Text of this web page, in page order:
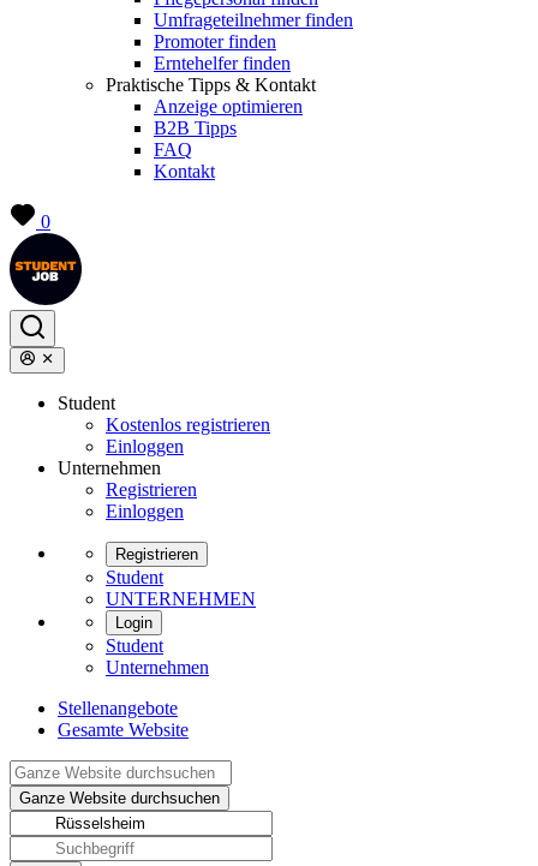
Umfrageteilnehmer finden
Promoter finden
Erntehelfer finden
Praktische Tipps & Kontakt
Anzeige optimieren
B2B Tipps
FAQ
Kontakt
0
Student
Kostenlos registrieren
Einloggen
Unternehmen
Registrieren
Einloggen
Registrieren
Student
UNTERNEHMEN
Login
Student
Unternehmen
Stellenangebote
Gesamte Website